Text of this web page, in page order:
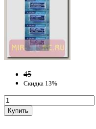
45
Скидка 13%